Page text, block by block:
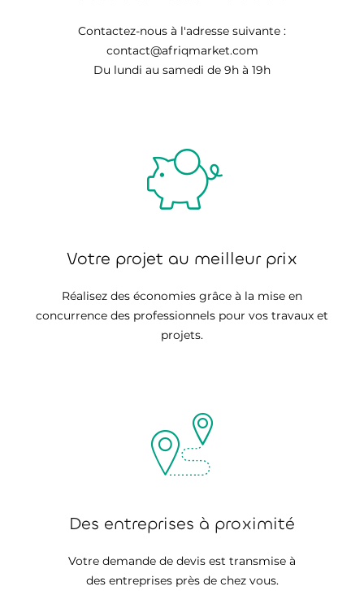
Contactez-nous à l'adresse suivante :
contact@afriqmarket.com
Du lundi au samedi de 9h à 19h
Votre projet au meilleur prix
Réalisez des économies grâce à la mise en
concurrence des professionnels pour vos travaux et
projets.
Des entreprises à proximité
Votre demande de devis est transmise à
des entreprises près de chez vous.